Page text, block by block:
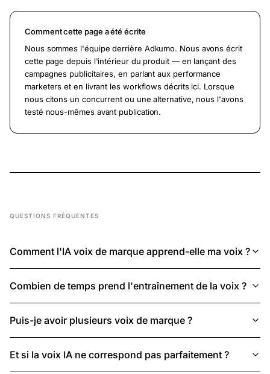
Comment cette page a été écrite
Nous sommes l'équipe derrière Adkumo. Nous avons écrit
cette page depuis l'intérieur du produit — en lançant des
campagnes publicitaires, en parlant aux performance
marketers et en livrant les workflows décrits ici. Lorsque
nous citons un concurrent ou une alternative, nous l'avons
testé nous-mêmes avant publication.
QUESTIONS FRÉQUENTES
Comment l'IA voix de marque apprend-elle ma voix ?
Combien de temps prend l'entraînement de la voix ?
Puis-je avoir plusieurs voix de marque ?
Et si la voix IA ne correspond pas parfaitement ?